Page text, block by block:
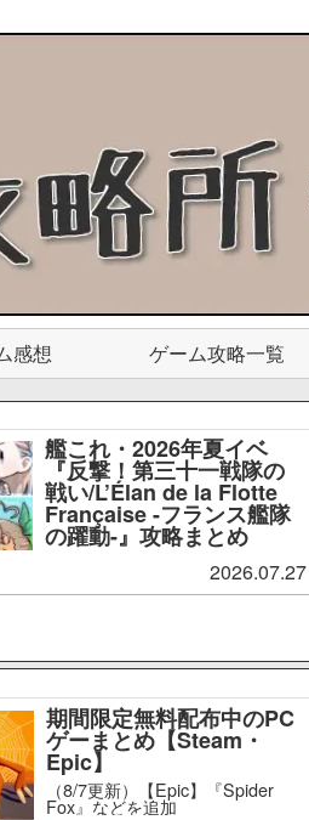
感想 ゲーム攻略一覧
艦これ・2026年夏イベ
『反撃！第三十一戦隊の
戦い/L’Élan de la Flotte
Française -フランス艦隊
の躍動-』攻略まとめ
2026.07.27
期間限定無料配布中のPC
ゲーまとめ【Steam・
Epic】
（8/7更新）【Epic】『Spider
Fox』などを追加